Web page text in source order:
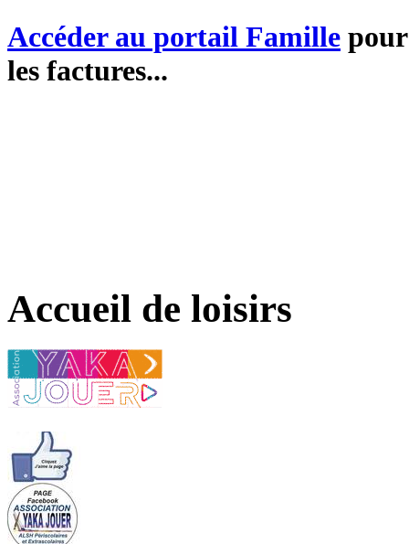
Accéder au portail Famille
les factures...
Accueil de loisirs